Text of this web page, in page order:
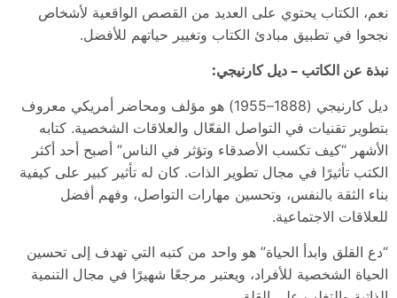
نعم، الكتاب يحتوي على العديد من القصص الواقعية لأشخاص
نجحوا في تطبيق مبادئ الكتاب وتغيير حياتهم للأفضل.
نبذة عن الكاتب – ديل كارنيجي:
ديل كارنيجي (1888–1955) هو مؤلف ومحاضر أمريكي معروف
بتطوير تقنيات في التواصل الفعّال والعلاقات الشخصية. كتابه
الأشهر “كيف تكسب الأصدقاء وتؤثر في الناس” أصبح أحد أكثر
الكتب تأثيرًا في مجال تطوير الذات. كان له تأثير كبير على كيفية
بناء الثقة بالنفس، وتحسين مهارات التواصل، وفهم أفضل
للعلاقات الاجتماعية.
“دع القلق وابدأ الحياة” هو واحد من كتبه التي تهدف إلى تحسين
الحياة الشخصية للأفراد، ويعتبر مرجعًا شهيرًا في مجال التنمية